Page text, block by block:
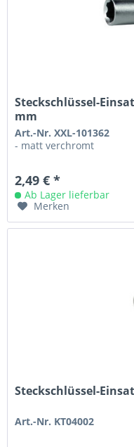
Steckschlüssel-
mm
Art.-Nr. XXL-101362
- matt verchromt
2,49 € *
Ab Lager lieferbar
Merken
Steckschlüssel-
Art.-Nr. KT04002